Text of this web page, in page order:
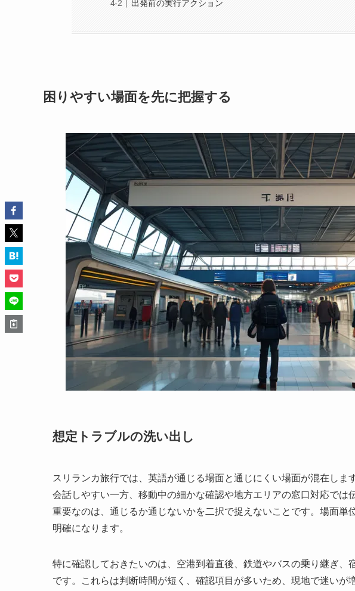
出発前の実行アクション
困りやすい場面を先に把握する
想定トラブルの洗い出し
スリランカ旅行では、英語が通じる場面と通じにくい場面が混在しま
会話しやすい一方、移動中の細かな確認や地方エリアの窓口対応では
重要なのは、通じるか通じないかを二択で捉えないことです。場面単
明確になります。
特に確認しておきたいのは、空港到着直後、鉄道やバスの乗り継ぎ、
です。これらは判断時間が短く、確認項目が多いため、現地で迷いが